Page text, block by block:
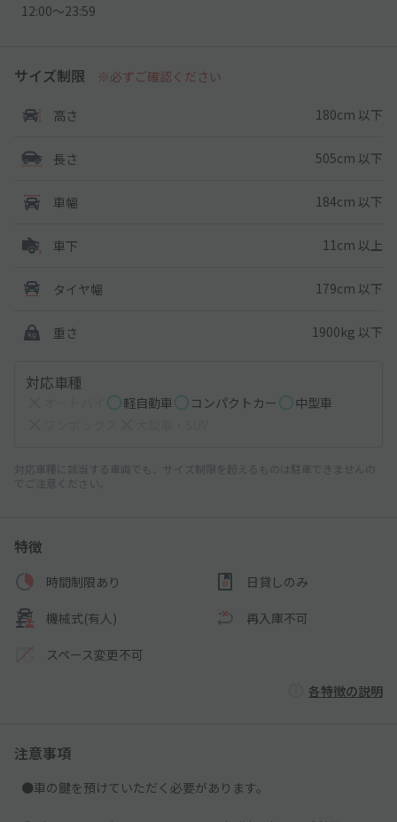
12:00〜23:59
サイズ制限 ※必ずご確認ください
高さ 180cm 以下
長さ 505cm 以下
車幅 184cm 以下
車下 11cm 以上
タイヤ幅 179cm 以下
重さ 1900kg 以下
対応車種
軽自動車 コンパクトカー
中型車
対応車種に該当する車両でも、サイズ制限を超えるものは駐車できませんの
でご注意ください。
特徴
時間制限あり 日貸しのみ
機械式(有人) 再入庫不可
スペース変更不可
各特徴の説明
注意事項
●車の鍵を預けていただく必要があります。